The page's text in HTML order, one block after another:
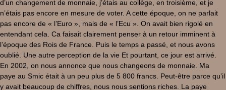
d’un changement de monnaie, j’étais au collège, en troisième, et je
n’étais pas encore en mesure de voter. A cette époque, on ne parlait
pas encore de « l’Euro », mais de « l’Ecu ». On avait bien rigolé en
entendant cela. Ca faisait clairement penser à un retour imminent à
l’époque des Rois de France. Puis le temps a passé, et nous avons
oublié. Une autre perception de la vie Et pourtant, ce jour est arrivé.
En 2002, on nous annonce que nous changeons de monnaie. Ma
paye au Smic était à un peu plus de 5 800 francs. Peut-être parce qu’il
y avait beaucoup de chiffres, nous nous sentions riches. La paye